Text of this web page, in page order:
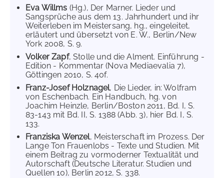
Eva Willms (Hg.), Der Marner. Lieder und
Sangsprüche aus dem 13. Jahrhundert und ihr
Weiterleben im Meistersang, hg., eingeleitet,
erläutert und übersetzt von E. W., Berlin/New
York 2008, S. 9.
Volker Zapf, Stolle und die Alment. Einführung -
Edition - Kommentar (Nova Mediaevalia 7),
Göttingen 2010, S. 40f.
Franz-Josef Holznagel, Die Lieder, in: Wolfram
von Eschenbach. Ein Handbuch, hg. von
Joachim Heinzle, Berlin/Boston 2011, Bd. I, S.
83-143 mit Bd. II, S. 1388 (Abb. 3), hier Bd. I, S.
133.
Franziska Wenzel, Meisterschaft im Prozess. Der
Lange Ton Frauenlobs - Texte und Studien. Mit
einem Beitrag zu vormoderner Textualität und
Autorschaft (Deutsche Literatur. Studien und
Quellen 10), Berlin 2012, S. 338.